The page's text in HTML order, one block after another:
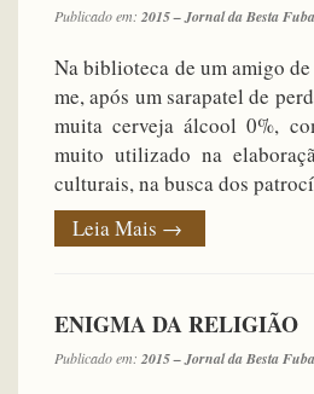
Publicado em: 2015 – Jornal da Besta
Na biblioteca de um amigo
me, após um sarapatel de
muita cerveja álcool 0%,
muito utilizado na
culturais, na busca dos
Leia Mais →
ENIGMA DA RELIGIÃO
Publicado em: 2015 – Jornal da Besta